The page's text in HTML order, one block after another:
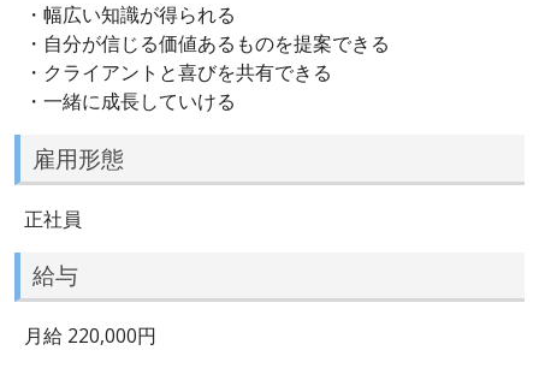
・幅広い知識が得られる
・自分が信じる価値あるものを提案できる
・クライアントと喜びを共有できる
・一緒に成長していける
雇用形態
正社員
給与
月給 220,000円